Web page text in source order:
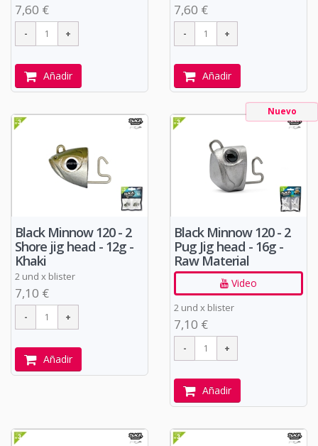
7,60 €
Añadir
7,60 €
Añadir
Black Minnow 120 - 2
Shore jig head - 12g -
Khaki
2 und x blister
7,10 €
Añadir
Nuevo
Black Minnow 120 - 2
Pug Jig head - 16g -
Raw Material
Video
2 und x blister
7,10 €
Añadir